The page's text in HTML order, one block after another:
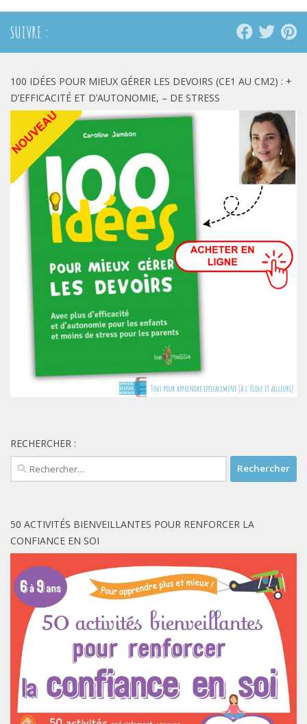
SUIVRE :
100 IDÉES POUR MIEUX GÉRER LES DEVOIRS (CE1 AU CM2) : +
D’EFFICACITÉ ET D’AUTONOMIE, – DE STRESS
RECHERCHER :
Rechercher :
50 ACTIVITÉS BIENVEILLANTES POUR RENFORCER LA
CONFIANCE EN SOI